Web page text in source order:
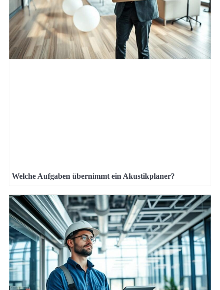
Welche Aufgaben übernimmt ein Akustikplaner?